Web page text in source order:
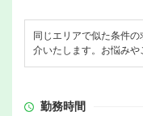
同じエリアで似た条件
介いたします。お悩み
勤務時間